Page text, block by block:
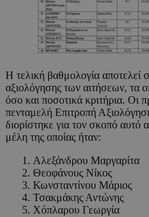
Η τελική βαθμολογία
αξιολόγησης των αιτήσεων, τα
όσο και ποσοτικά κριτήρια. Οι
πενταμελή Επιτροπή
διορίστηκε για τον σκοπό
μέλη της οποίας ήταν:
Αλεξάνδρου Μαργαρίτα
Θεοφάνους Νίκος
Κωνσταντίνου Μάριος
Τσακμάκης Αντώνης
Χόπλαρου Γεωργία